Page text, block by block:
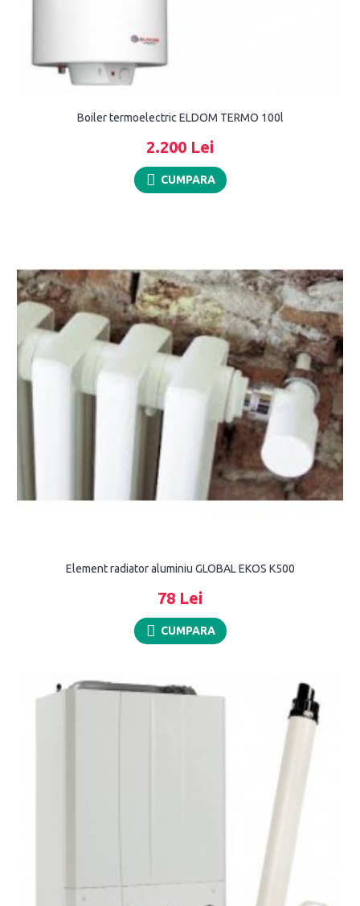
Boiler termoelectric ELDOM TERMO 100l
2.200 Lei
CUMPARA
Element radiator aluminiu GLOBAL EKOS K500
78 Lei
CUMPARA